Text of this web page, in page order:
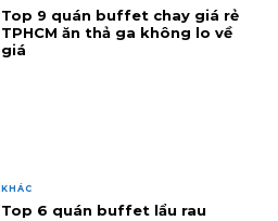
Top 9 quán buffet chay giá rẻ
TPHCM ăn thả ga không lo về
giá
KHÁC
Top 6 quán buffet lẩu rau